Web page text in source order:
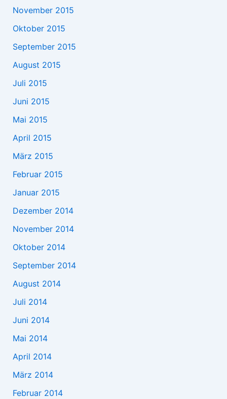
November 2015
Oktober 2015
September 2015
August 2015
Juli 2015
Juni 2015
Mai 2015
April 2015
März 2015
Februar 2015
Januar 2015
Dezember 2014
November 2014
Oktober 2014
September 2014
August 2014
Juli 2014
Juni 2014
Mai 2014
April 2014
März 2014
Februar 2014